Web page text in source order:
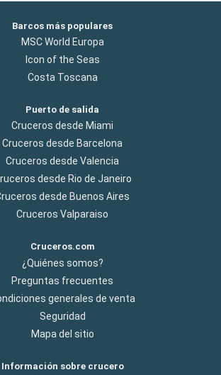
Barcos más populares
MSC World Europa
Icon of the Seas
Costa Toscana
Puerto de salida
Cruceros desde Miami
Cruceros desde Barcelona
Cruceros desde Valencia
desde Rio de Janeiro
desde Buenos Aires
Cruceros Valparaiso
Cruceros.com
¿Quiénes somos?
Preguntas frecuentes
generales de venta
Seguridad
Mapa del sitio
Información sobre crucero